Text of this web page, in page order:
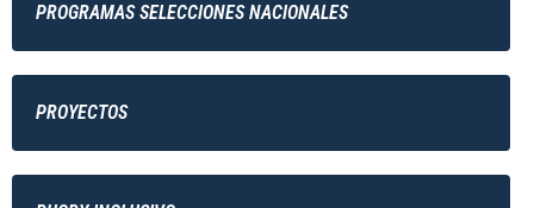
PROGRAMAS SELECCIONES NACIONALES
PROYECTOS